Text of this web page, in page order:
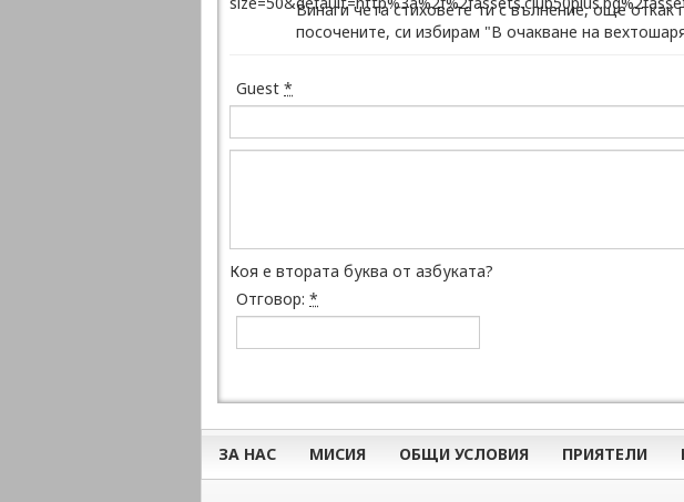
Винаги чета стиховете ти с вълнение, още
посочените, си избирам "В очакване на
Guest *
Коя е втората буква от азбуката?
Отговор: *
ЗА НАС МИСИЯ ОБЩИ УСЛОВИЯ ПРИЯТЕЛИ